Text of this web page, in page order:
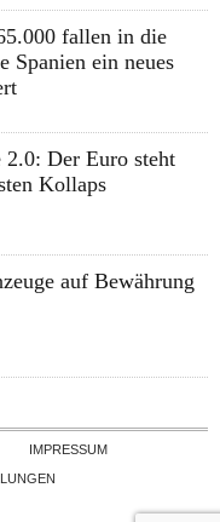
fallen in die
Spanien ein neues
2.0: Der Euro steht
Kollaps
auf Bewährung
IMPRESSUM